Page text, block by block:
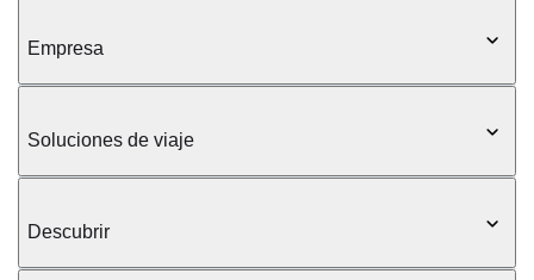
Empresa
Soluciones de viaje
Descubrir